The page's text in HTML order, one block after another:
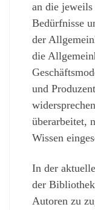
an die
Bedürfnisse
der
die
und
überarbeitet,
Wissen
In der
der
Autoren zu